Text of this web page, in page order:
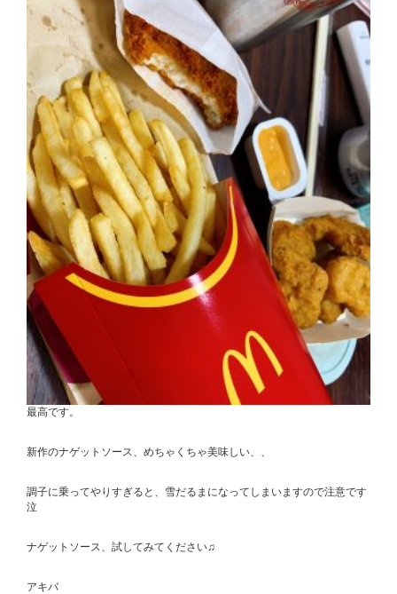
最高です。
新作のナゲットソース、めちゃくちゃ美味しい、、
調子に乗ってやりすぎると、雪だるまになってしまいますので注意です
泣
ナゲットソース、試してみてください♫
アキバ